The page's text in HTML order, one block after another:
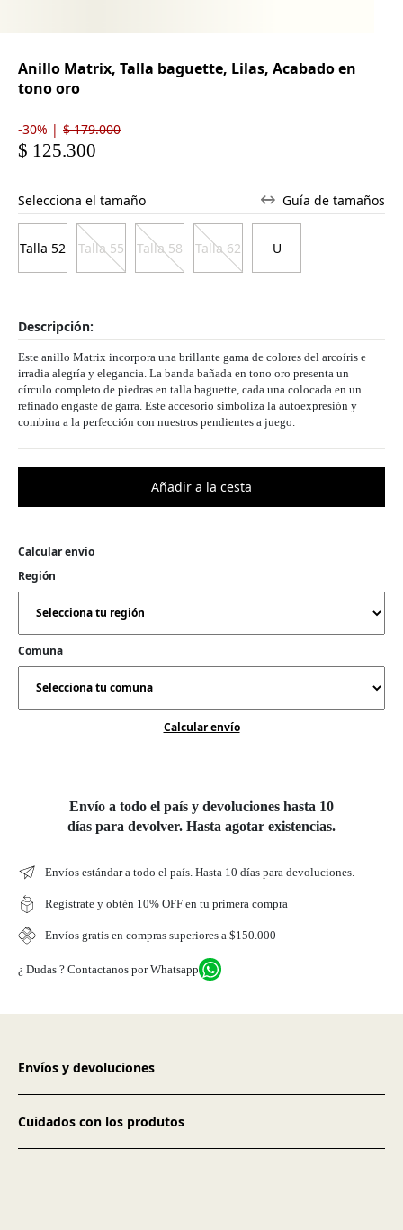
Anillo Matrix, Talla baguette, Lilas, Acabado en
tono oro
-30% | $ 179.000
$ 125.300
Selecciona el tamaño Guía de tamaños
Talla 52 Talla 55 Talla 58 Talla 62
Descripción:
Este anillo Matrix incorpora una brillante gama de colores del arcoíris e
irradia alegría y elegancia. La banda bañada en tono oro presenta un
círculo completo de piedras en talla baguette, cada una colocada en un
refinado engaste de garra. Este accesorio simboliza la autoexpresión y
combina a la perfección con nuestros pendientes a juego.
Calcular envío
Región
Comuna
Calcular envío
Envío a todo el país y devoluciones hasta 10
días para devolver. Hasta agotar existencias.
Envíos estándar a todo el país. Hasta 10 días para devoluciones.
Regístrate y obtén 10% OFF en tu primera compra
Envíos gratis en compras superiores a $150.000
¿ Dudas ? Contactanos por Whatsapp
Envíos y devoluciones
Cuidados con los produtos